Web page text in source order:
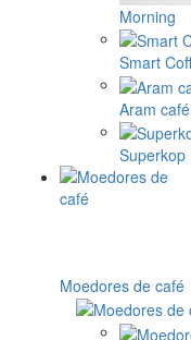
Morning
Smart
Aram café
Superkop
Moedores de café